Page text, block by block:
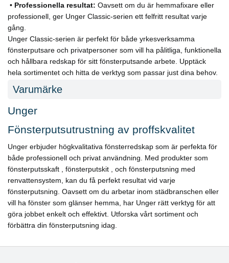
• Professionella resultat: Oavsett om du är hemmafixare eller
professionell, ger Unger Classic-serien ett felfritt resultat varje
gång.
Unger Classic-serien är perfekt för både yrkesverksamma
fönsterputsare och privatpersoner som vill ha pålitliga, funktionella
och hållbara redskap för sitt fönsterputsande arbete. Upptäck
hela sortimentet och hitta de verktyg som passar just dina behov.
Varumärke
Unger
Fönsterputsutrustning av proffskvalitet
Unger erbjuder högkvalitativa fönsterredskap som är perfekta för
både professionell och privat användning. Med produkter som
fönsterputsskaft , fönsterputskit , och fönsterputsning med
renvattensystem, kan du få perfekt resultat vid varje
fönsterputsning. Oavsett om du arbetar inom städbranschen eller
vill ha fönster som glänser hemma, har Unger rätt verktyg för att
göra jobbet enkelt och effektivt. Utforska vårt sortiment och
förbättra din fönsterputsning idag.